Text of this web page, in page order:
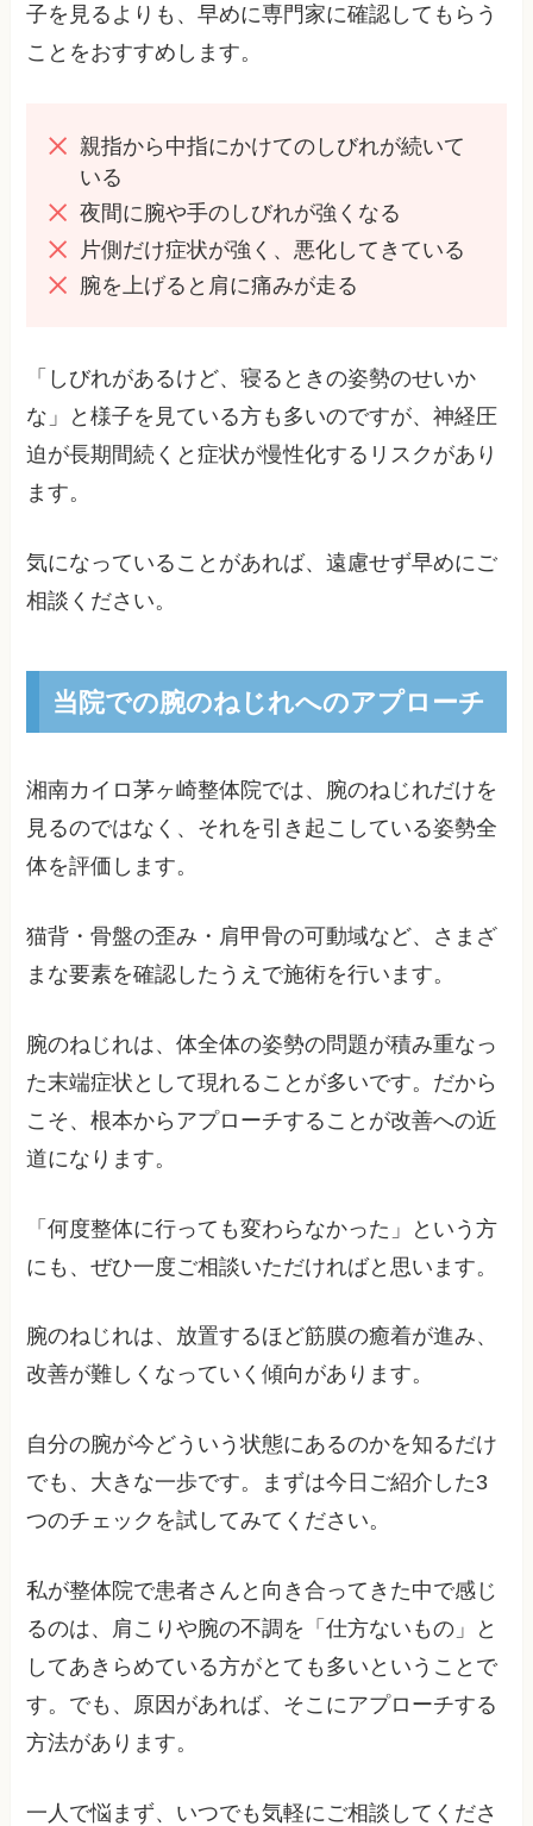
子を見るよりも、早めに専門家に確認してもらう
ことをおすすめします。
親指から中指にかけてのしびれが続いて
いる
夜間に腕や手のしびれが強くなる
片側だけ症状が強く、悪化してきている
腕を上げると肩に痛みが走る
「しびれがあるけど、寝るときの姿勢のせいか
な」と様子を見ている方も多いのですが、神経圧
迫が長期間続くと症状が慢性化するリスクがあり
ます。
気になっていることがあれば、遠慮せず早めにご
相談ください。
当院での腕のねじれへのアプローチ
湘南カイロ茅ヶ崎整体院では、腕のねじれだけを
見るのではなく、それを引き起こしている姿勢全
体を評価します。
猫背・骨盤の歪み・肩甲骨の可動域など、さまざ
まな要素を確認したうえで施術を行います。
腕のねじれは、体全体の姿勢の問題が積み重なっ
た末端症状として現れることが多いです。だから
こそ、根本からアプローチすることが改善への近
道になります。
「何度整体に行っても変わらなかった」という方
にも、ぜひ一度ご相談いただければと思います。
腕のねじれは、放置するほど筋膜の癒着が進み、
改善が難しくなっていく傾向があります。
自分の腕が今どういう状態にあるのかを知るだけ
でも、大きな一歩です。まずは今日ご紹介した3
つのチェックを試してみてください。
私が整体院で患者さんと向き合ってきた中で感じ
るのは、肩こりや腕の不調を「仕方ないもの」と
してあきらめている方がとても多いということで
す。でも、原因があれば、そこにアプローチする
方法があります。
一人で悩まず、いつでも気軽にご相談してくださ